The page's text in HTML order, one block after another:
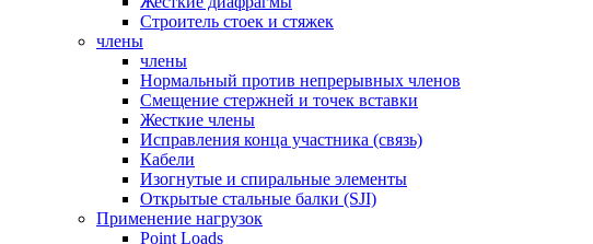
Строитель стоек и стяжек
члены
члены
Нормальный против непрерывных членов
Смещение стержней и точек вставки
Жесткие члены
Исправления конца участника (связь)
Кабели
Изогнутые и спиральные элементы
Открытые стальные балки (SJI)
Применение нагрузок
Point Loads